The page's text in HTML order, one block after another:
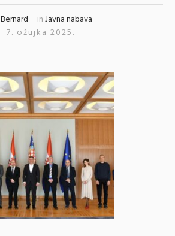
Bernard inJavna nabava
7. ožujka 2025.